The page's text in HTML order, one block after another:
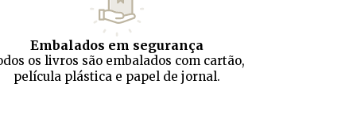
Embalados em segurança
os livros são embalados com cartão,
película plástica e papel de jornal.